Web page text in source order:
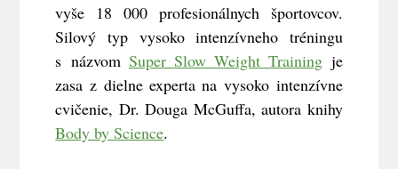
vyše 18 000 profesionálnych športovcov.
Silový typ vysoko intenzívneho tréningu
s názvom Super Slow Weight Training je
zasa z dielne experta na vysoko intenzívne
cvičenie, Dr. Douga McGuffa, autora knihy
Body by Science.